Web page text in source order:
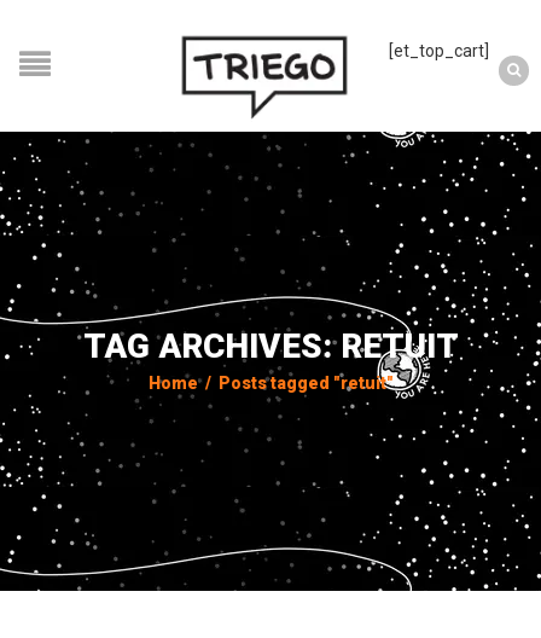
[et_top_cart]
TAG ARCHIVES: RETUIT
Home / Posts tagged "retuit"